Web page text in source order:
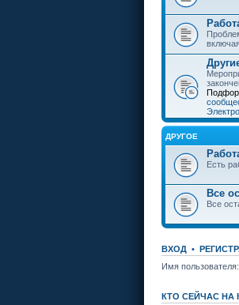
ДРУГОЕ
Есть
Все
Все
ВХОД •
Имя пользователя:
КТО СЕЙЧАС НА